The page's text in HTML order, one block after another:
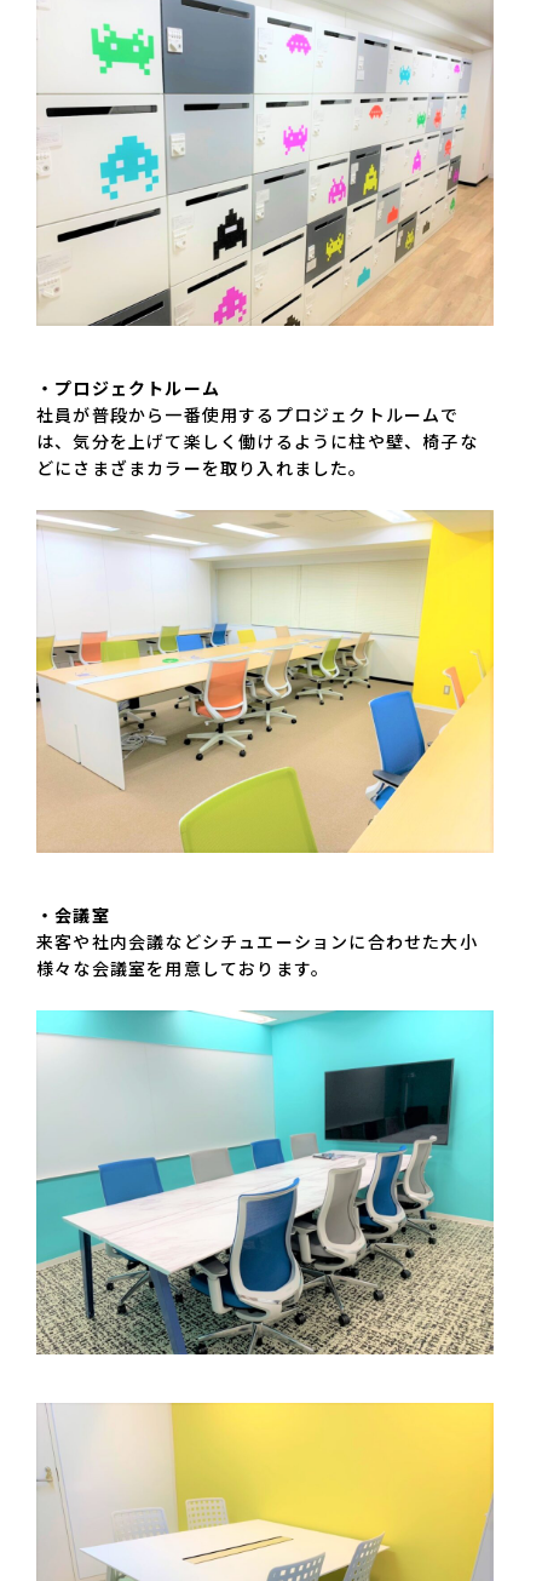
・プロジェクトルーム
社員が普段から一番使用するプロジェクトルームで
は、気分を上げて楽しく働けるように柱や壁、椅子な
どにさまざまカラーを取り入れました。
・会議室
来客や社内会議などシチュエーションに合わせた大小
様々な会議室を用意しております。